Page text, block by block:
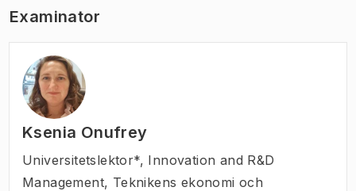
Examinator
Ksenia Onufrey
Universitetslektor*, Innovation and R&D
Management, Teknikens ekonomi och